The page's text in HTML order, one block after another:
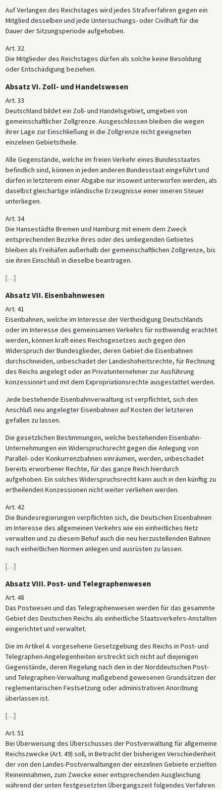
Auf Verlangen des Reichstages wird jedes Strafverfahren gegen ein
Mitglied desselben und jede Untersuchungs- oder Civilhaft für die
Dauer der Sitzungsperiode aufgehoben.
Art. 32
Die Mitglieder des Reichstages dürfen als solche keine Besoldung
oder Entschädigung beziehen.
Absatz VI. Zoll- und Handelswesen
Art. 33
Deutschland bildet ein Zoll- und Handelsgebiet, umgeben von
gemeinschaftlicher Zollgrenze. Ausgeschlossen bleiben die wegen
ihrer Lage zur Einschließung in die Zollgrenze nicht geeigneten
einzelnen Gebietstheile.
Alle Gegenstände, welche im freien Verkehr eines Bundesstaates
befindlich sind, können in jeden anderen Bundesstaat eingeführt und
dürfen in letzterem einer Abgabe nur insoweit unterworfen werden, als
daselbst gleichartige inländische Erzeugnisse einer inneren Steuer
unterliegen.
Art. 34
Die Hansestädte Bremen und Hamburg mit einem dem Zweck
entsprechenden Bezirke ihres oder des umliegenden Gebietes
bleiben als Freihäfen außerhalb der gemeinschaftlichen Zollgrenze, bis
sie ihren Einschluß in dieselbe beantragen.
[…]
Absatz VII. Eisenbahnwesen
Art. 41
Eisenbahnen, welche im Interesse der Vertheidigung Deutschlands
oder im Interesse des gemeinsamen Verkehrs für nothwendig erachtet
werden, können kraft eines Reichsgesetzes auch gegen den
Widerspruch der Bundesglieder, deren Gebiet die Eisenbahnen
durchschneiden, unbeschadet der Landeshoheitsrechte, für Rechnung
des Reichs angelegt oder an Privatunternehmer zur Ausführung
konzessionirt und mit dem Expropriationsrechte ausgestattet werden.
Jede bestehende Eisenbahnverwaltung ist verpflichtet, sich den
Anschluß neu angelegter Eisenbahnen auf Kosten der letzteren
gefallen zu lassen.
Die gesetzlichen Bestimmungen, welche bestehenden Eisenbahn-
Unternehmungen ein Widerspruchsrecht gegen die Anlegung von
Parallel- oder Konkurrenzbahnen einräumen, werden, unbeschadet
bereits erworbener Rechte, für das ganze Reich hierdurch
aufgehoben. Ein solches Widerspruchsrecht kann auch in den künftig zu
ertheilenden Konzessionen nicht weiter verliehen werden.
Art. 42
Die Bundesregierungen verpflichten sich, die Deutschen Eisenbahnen
im Interesse des allgemeinen Verkehrs wie ein einheitliches Netz
verwalten und zu diesem Behuf auch die neu herzustellenden Bahnen
nach einheitlichen Normen anlegen und ausrüsten zu lassen.
[…]
Absatz VIII. Post- und Telegraphenwesen
Art. 48
Das Postwesen und das Telegraphenwesen werden für das gesammte
Gebiet des Deutschen Reichs als einheitliche Staatsverkehrs-Anstalten
eingerichtet und verwaltet.
Die im Artikel 4. vorgesehene Gesetzgebung des Reichs in Post- und
Telegraphen-Angelegenheiten erstreckt sich nicht auf diejenigen
Gegenstände, deren Regelung nach den in der Norddeutschen Post-
und Telegraphen-Verwaltung maßgebend gewesenen Grundsätzen der
reglementarischen Festsetzung oder administrativen Anordnung
überlassen ist.
[…]
Art. 51
Bei Überweisung des Überschusses der Postverwaltung für allgemeine
Reichszwecke (Art. 49) soll, in Betracht der bisherigen Verschiedenheit
der von den Landes-Postverwaltungen der einzelnen Gebiete erzielten
Reineinnahmen, zum Zwecke einer entsprechenden Ausgleichung
während der unten festgesetzten Übergangszeit folgendes Verfahren